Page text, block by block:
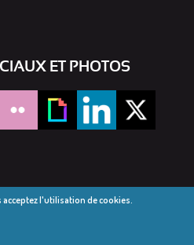
ET PHOTOS
2025
l'utilisation de cookies.